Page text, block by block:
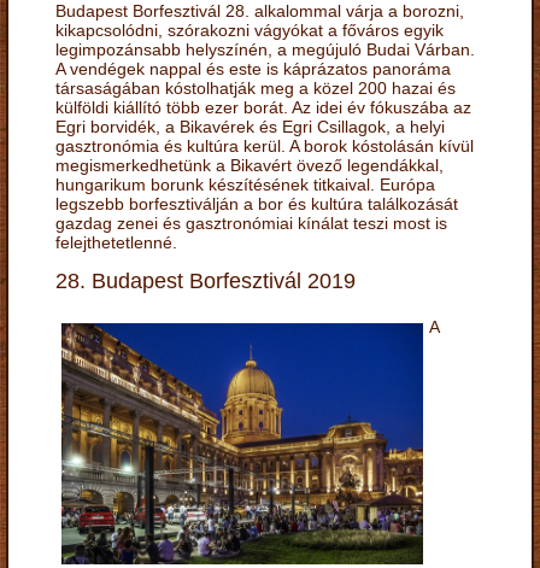
Budapest Borfesztivál 28. alkalommal várja a borozni,
kikapcsolódni, szórakozni vágyókat a főváros egyik
legimpozánsabb helyszínén, a megújuló Budai Várban.
A vendégek nappal és este is káprázatos panoráma
társaságában kóstolhatják meg a közel 200 hazai és
külföldi kiállító több ezer borát. Az idei év fókuszába az
Egri borvidék, a Bikavérek és Egri Csillagok, a helyi
gasztronómia és kultúra kerül. A borok kóstolásán kívül
megismerkedhetünk a Bikavért övező legendákkal,
hungarikum borunk készítésének titkaival. Európa
legszebb borfesztiválján a bor és kultúra találkozását
gazdag zenei és gasztronómiai kínálat teszi most is
felejthetetlenné.
28. Budapest Borfesztivál 2019
A